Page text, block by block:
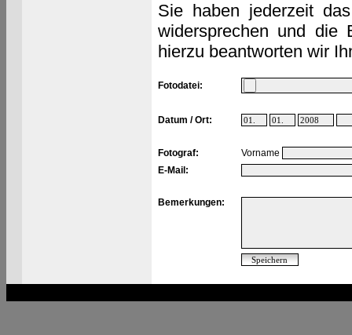
Sie haben jederzeit
widersprechen und die
hierzu beantworten wir
Fotodatei:
Datum / Ort:
Fotograf:
Vorname
E-Mail:
Bemerkungen: